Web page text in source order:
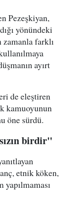
Pezeşkiyan,
yönündeki
zamanla farklı
ayırt
de eleştiren
kamuoyunun
öne sürdü.
birdir"
etnik köken,
yapılmaması